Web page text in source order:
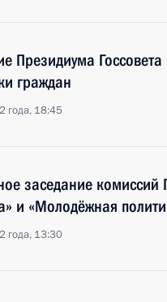
Президиума
граждан
года, 18:45
заседание комиссий
и «Молодёжная
года, 13:30